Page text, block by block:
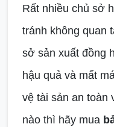
Rất nhiều chủ sở
tránh không quan
sở sản xuất đồng
hậu quả và mất
vệ tài sản an toàn
nào thì hãy mua